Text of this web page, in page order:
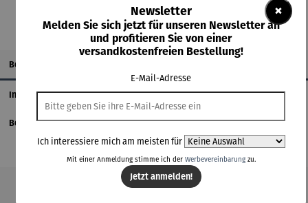
Beschreibung
Informationen zum Hersteller
Bewertungen
×
Newsletter
Melden Sie sich jetzt für unseren Newsletter an
und profitieren Sie von einer
versandkostenfreien Bestellung!
E-Mail-Adresse
Ich interessiere mich am meisten für
Mit einer Anmeldung stimme ich der Werbevereinbarungzu.
Jetzt anmelden!